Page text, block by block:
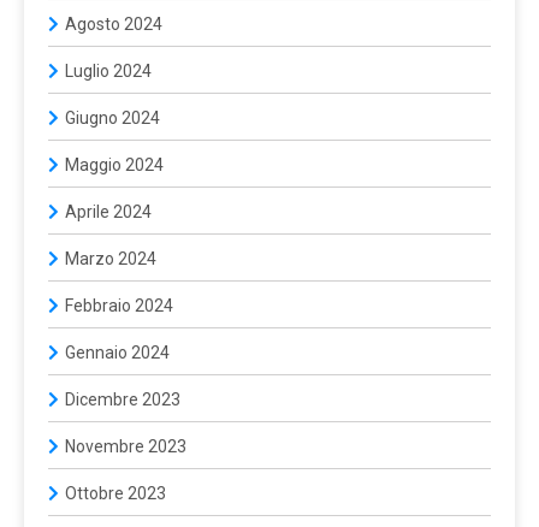
Agosto 2024
Luglio 2024
Giugno 2024
Maggio 2024
Aprile 2024
Marzo 2024
Febbraio 2024
Gennaio 2024
Dicembre 2023
Novembre 2023
Ottobre 2023